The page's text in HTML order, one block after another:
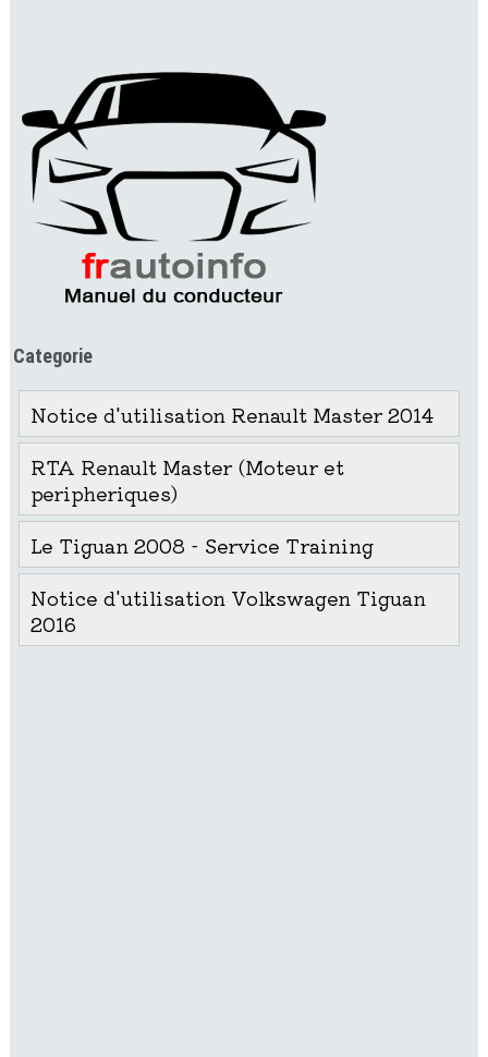
Categorie
Notice d'utilisation Renault Master 2014
RTA Renault Master (Moteur et
peripheriques)
Le Tiguan 2008 - Service Training
Notice d'utilisation Volkswagen Tiguan
2016